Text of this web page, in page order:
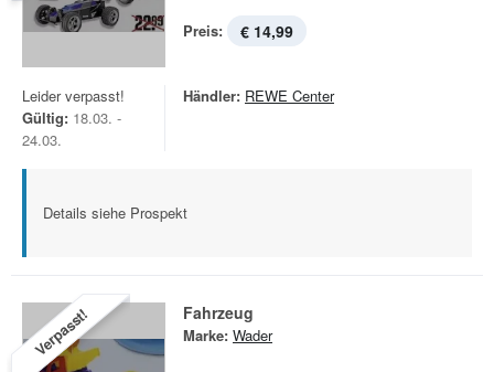
Preis: € 14,99
Leider verpasst!
Gültig: 18.03. -
24.03.
Händler: REWE Center
Details siehe Prospekt
Verpasst! Fahrzeug
Marke: Wader